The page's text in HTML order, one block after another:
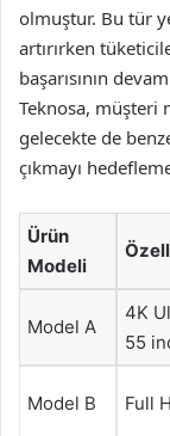
olmuştur. Bu tür
artırırken
başarısının
Teknosa, müşteri
gelecekte de
çıkmayı
Ürün
Modeli
Model A
4K
55
Model B Full